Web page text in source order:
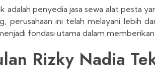
adalah penyedia jasa sewa alat pesta
perusahaan ini telah melayani lebih
fondasi utama dalam
Rizky Nadia